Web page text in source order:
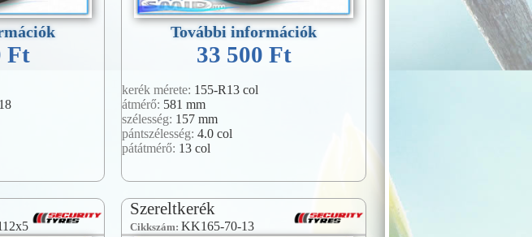
Ft
További információk
33 500 Ft
kerék mérete: 155-R13 col
átmérő: 581 mm
szélesség: 157 mm
pántszélesség: 4.0 col
pátátmérő: 13 col
Szereltkerék
Cikkszám: KK165-70-13